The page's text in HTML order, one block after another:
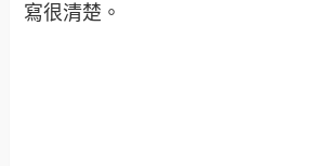
寫很清楚。